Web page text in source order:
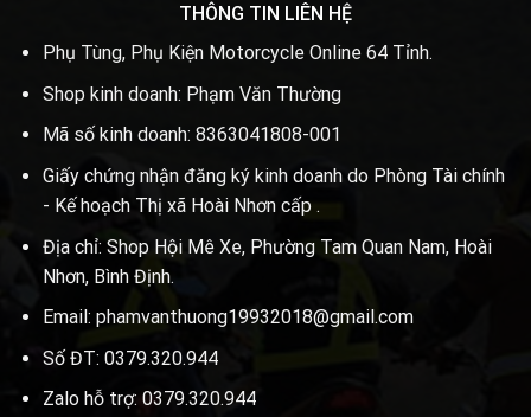
THÔNG TIN LIÊN HỆ
Phụ Tùng, Phụ Kiện Motorcycle Online 64 Tỉnh.
Shop kinh doanh: Phạm Văn Thường
Mã số kinh doanh: 8363041808-001
Giấy chứng nhận đăng ký kinh doanh do Phòng Tài chính
- Kế hoạch Thị xã Hoài Nhơn cấp .
Địa chỉ: Shop Hội Mê Xe, Phường Tam Quan Nam, Hoài
Nhơn, Bình Định.
Email: phamvanthuong19932018@gmail.com
Số ĐT: 0379.320.944
Zalo hỗ trợ: 0379.320.944